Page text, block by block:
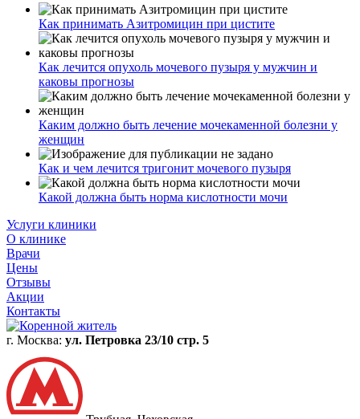
Как принимать Азитромицин при цистите
Как лечится опухоль мочевого пузыря у мужчин и
каковы прогнозы
Каким должно быть лечение мочекаменной болезни у
женщин
Как и чем лечится тригонит мочевого пузыря
Какой должна быть норма кислотности мочи
Услуги клиники
О клинике
Врачи
Цены
Отзывы
Акции
Контакты
г. Москва: ул. Петровка 23/10 стр. 5